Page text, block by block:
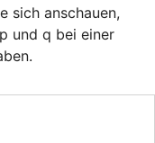
sich anschauen,
und q bei einer